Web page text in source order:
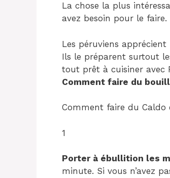
La chose la plus
avez besoin pour le faire.
Les péruviens
Ils le préparent surtout
tout prêt à cuisiner avec
Comment faire du
Comment faire du Caldo
1
Porter à ébullition les
minute. Si vous n’avez